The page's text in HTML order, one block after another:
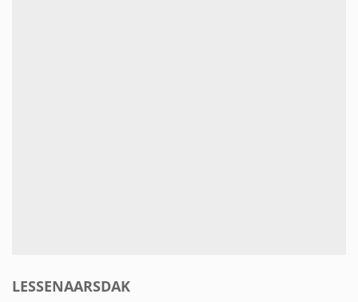
LESSENAARSDAK